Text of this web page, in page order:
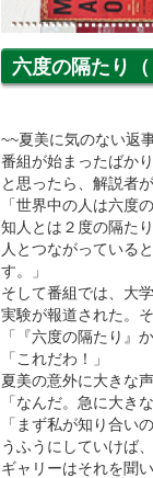
六度の隔たり（
~~夏美に気のない返
番組が始まったばか
と思ったら、解説者
「世界中の人は六度
知人とは２度の隔た
人とつながっている
す。」
そして番組では、大
実験が報道された。
「『六度の隔たり』
「これだわ！」
夏美の意外に大きな
「なんだ。急に大き
「まず私が知り合い
うふうにしていけば
ギャリーはそれを聞